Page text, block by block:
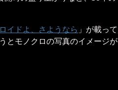
イドよ、さようなら 」が載って
とモノクロの写真のイメージが